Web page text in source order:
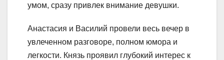
умом, сразу привлек внимание девушки.
Анастасия и Василий провели весь вечер в
увлеченном разговоре, полном юмора и
легкости. Князь проявил глубокий интерес к